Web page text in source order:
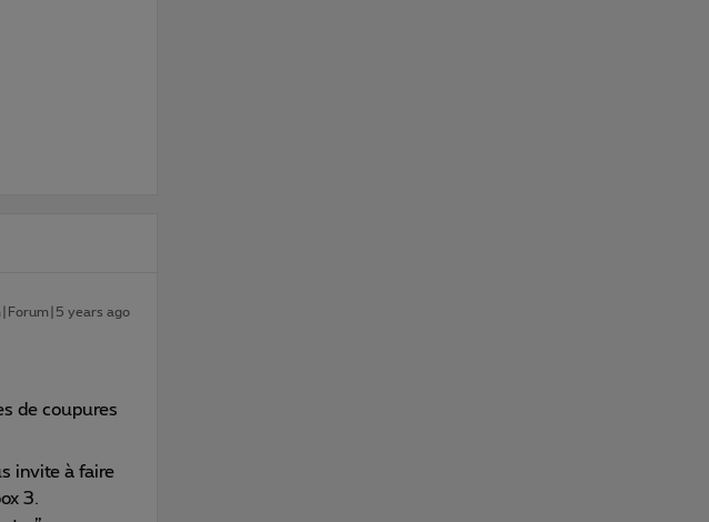
years ago
de coupures
invite à faire
3.